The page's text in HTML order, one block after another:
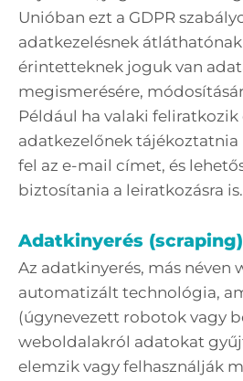
Unióban ezt a GDPR
adatkezelésnek
érintetteknek joguk van
megismerésére,
Például ha valaki feliratkozik
adatkezelőnek tájékoztatnia
fel az e-mail címet, és
biztosítania a leiratkozásra is.
Adatkinyerés (scraping)
Az adatkinyerés, más néven
automatizált technológia,
(úgynevezett robotok vagy
weboldalakról adatokat
elemzik vagy felhasználják